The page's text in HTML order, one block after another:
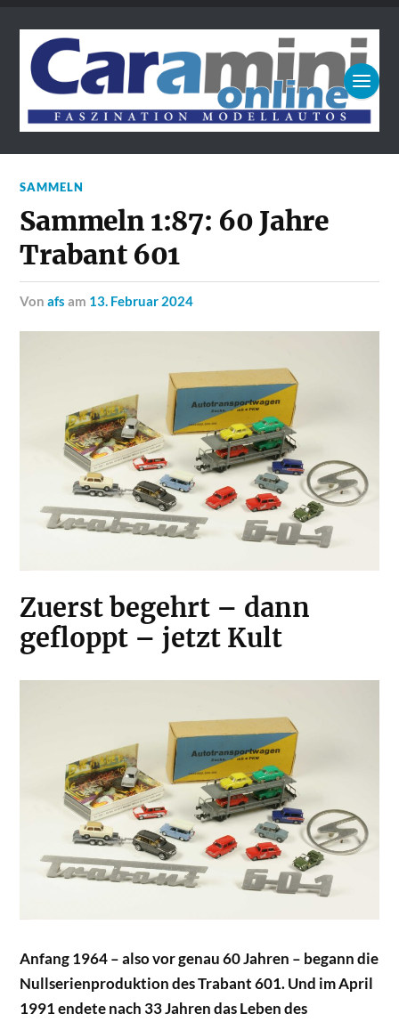
SAMMELN
Sammeln 1:87: 60 Jahre
Trabant 601
vonafs am 13. Februar 2024
Zuerst begehrt – dann
gefloppt – jetzt Kult
Anfang 1964 – also vor genau 60 Jahren – begann die
Nullserienproduktion des Trabant 601. Und im April
1991 endete nach 33 Jahren das Leben des